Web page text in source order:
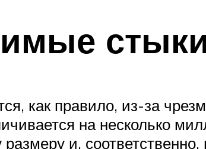
как правило, из-за
на несколько
и,